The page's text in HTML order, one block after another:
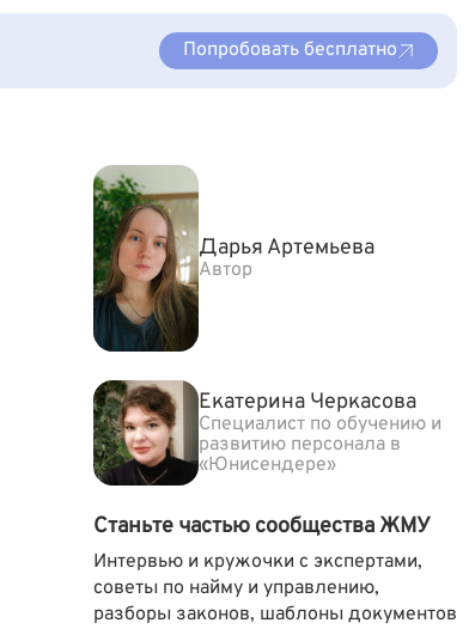
Попробовать бесплатно
Дарья Артемьева
Автор
Екатерина Черкасова
Специалист по обучению и
развитию персонала в
«Юнисендере»
Станьте частью сообщества ЖМУ
Интервью и кружочки с экспертами,
советы по найму и управлению,
разборы законов, шаблоны документов